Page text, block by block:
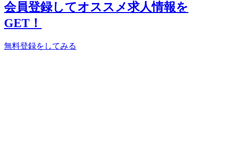
会員登録してオススメ求人情報を
GET！
無料登録をしてみる